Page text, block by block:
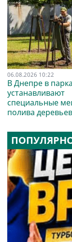
06.08.2026 10:22
В Днепре в
устанавливают
специальные
полива деревьев